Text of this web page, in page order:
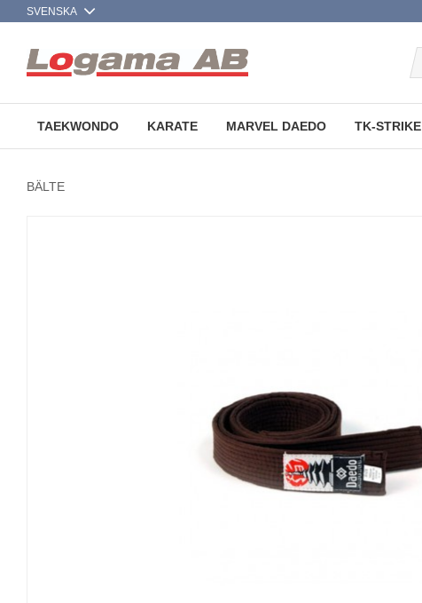
TAEKWONDO KARATE MARVEL DAEDO TK-STRIKE
BÄLTE